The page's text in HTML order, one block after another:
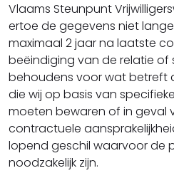
Vlaams Steunpunt
ertoe de gegevens niet
maximaal 2 jaar na laatste
beëindiging van de relatie of
behoudens voor wat betreft
die wij op basis van
moeten bewaren of in geval
contractuele
lopend geschil waarvoor de
noodzakelijk zijn.